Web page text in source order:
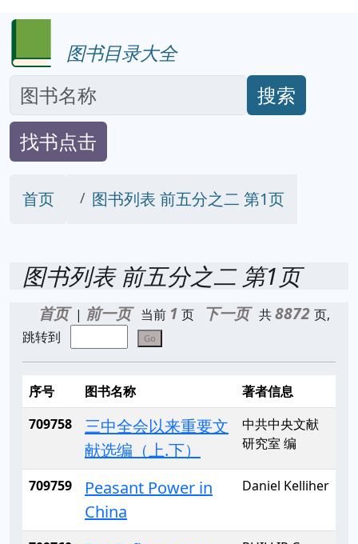
图书目录大全
搜索
找书点击
首页 图书列表 前五分之二 第1页
图书列表 前五分之二 第1页
首页| 前一页当前 1 页 下一页共8872 页,
跳转到
Go
序号 图书名称
著者信息
709758
三中全会以来重要文
献选编（上.下）
中共中央文献
研究室 编
709759
Peasant Power in
China
Daniel Kelliher